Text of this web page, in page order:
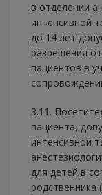
в отделении
интенсивной
до 14 лет
разрешения
пациентов в
3.11.
пациента,
интенсивной
для детей в